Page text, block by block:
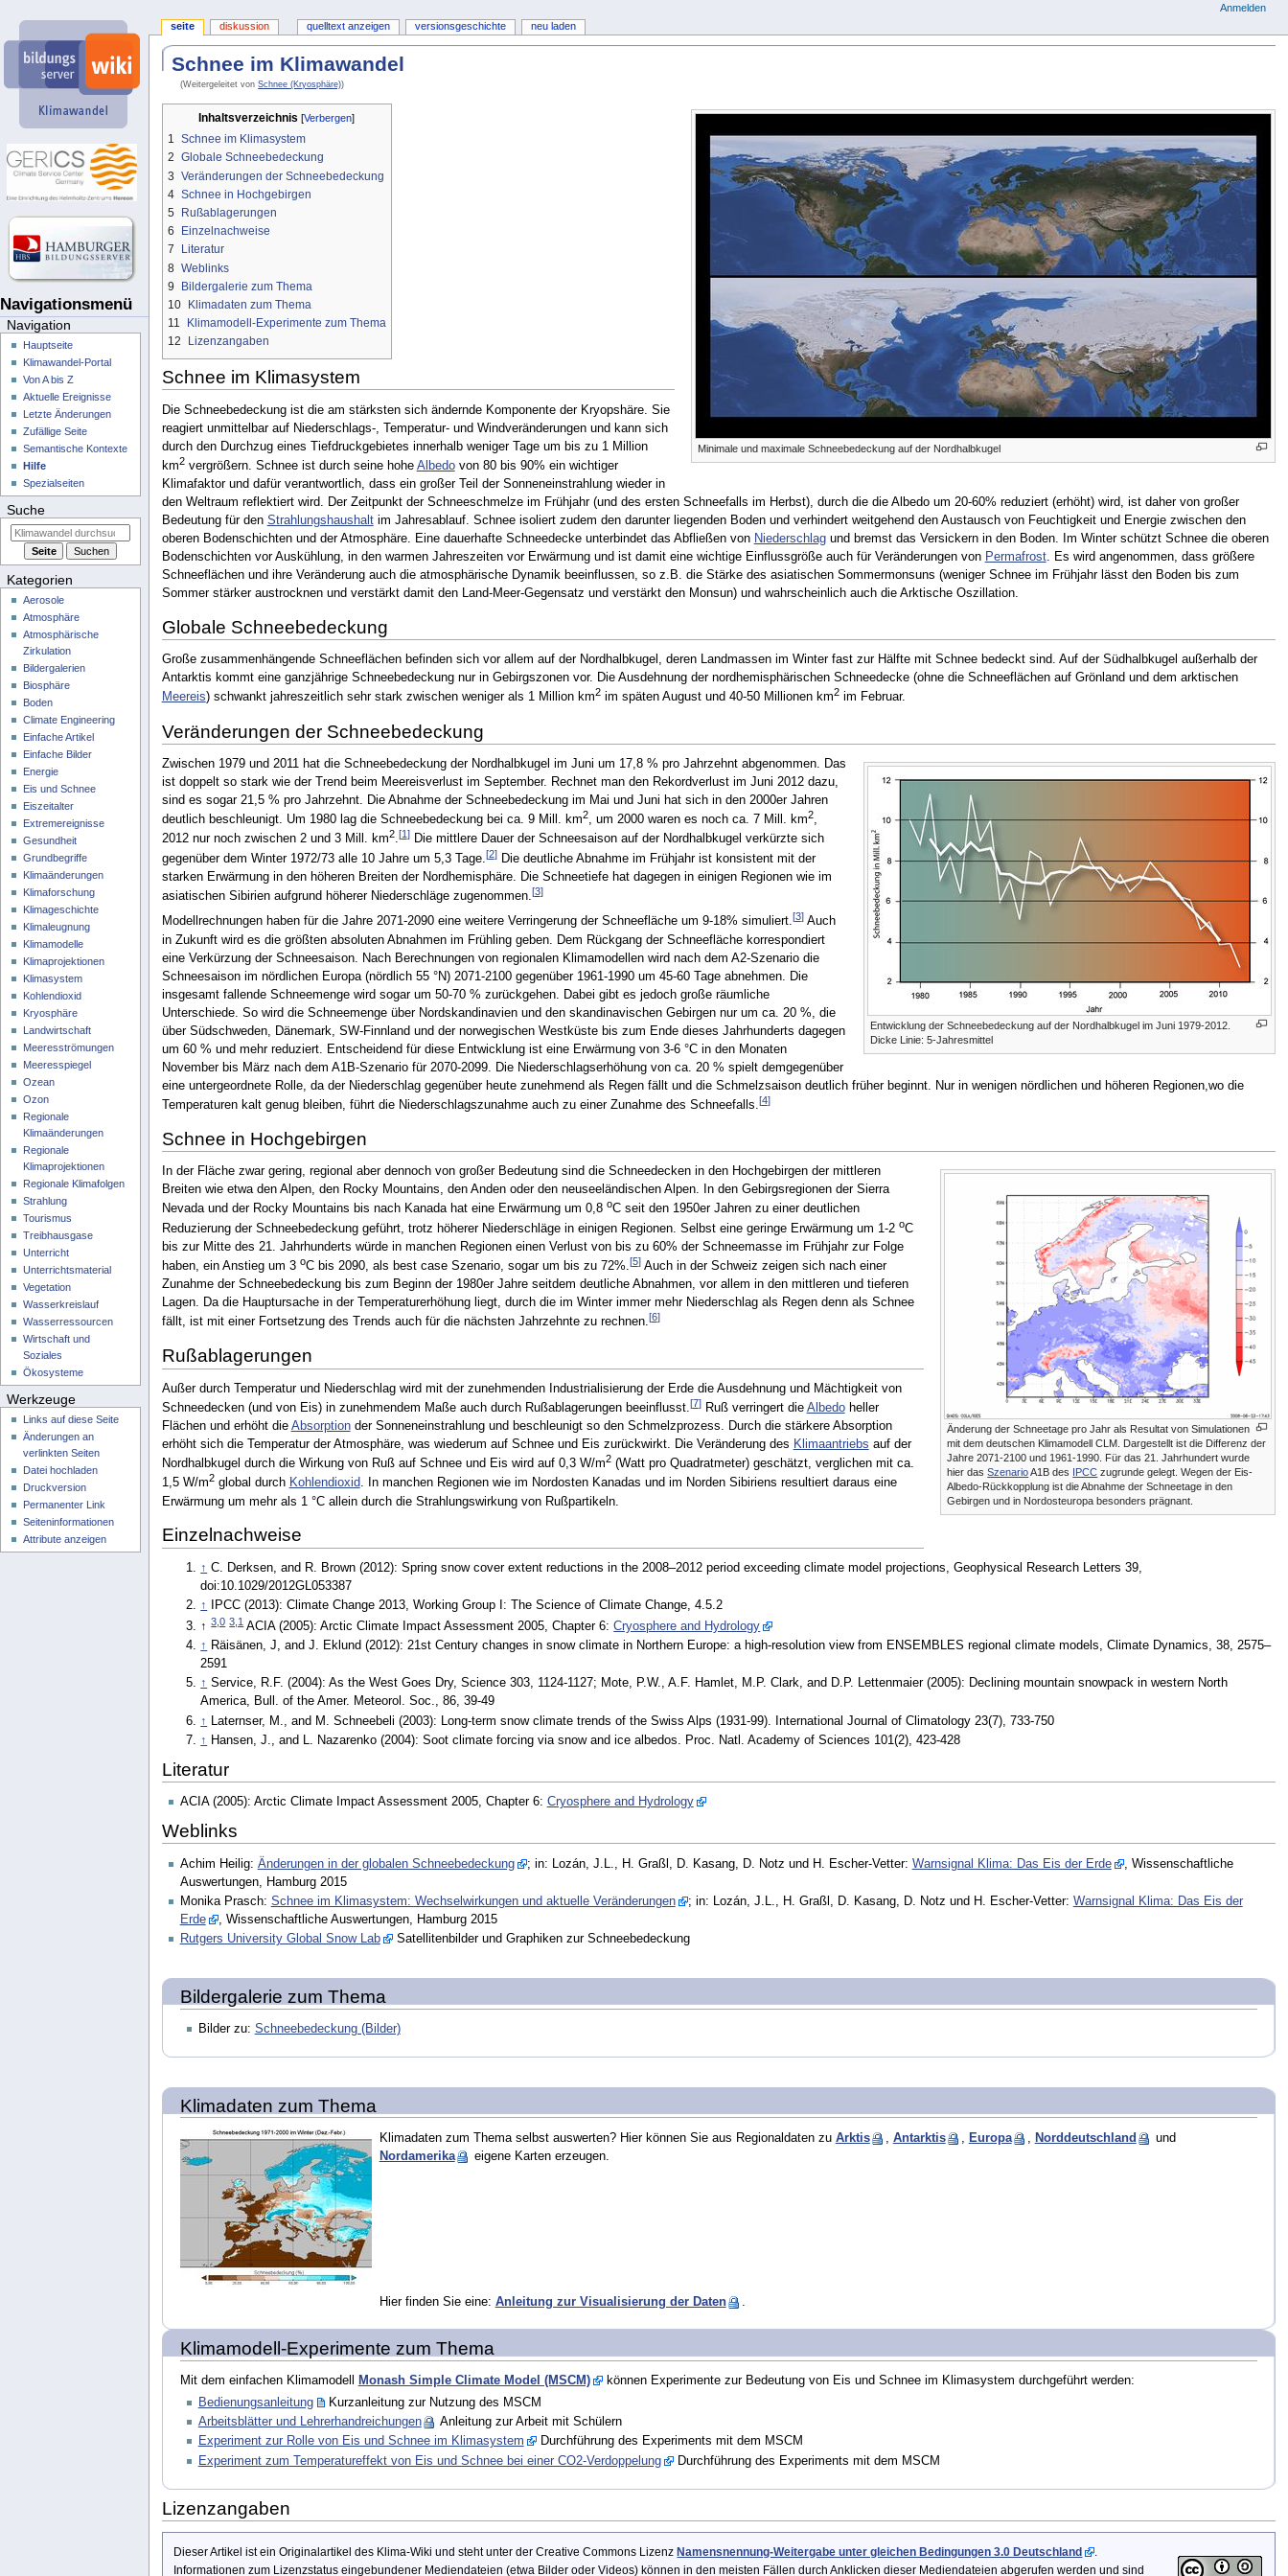
Schnee im Klimawandel
(Weitergeleitet vonSchnee (Kryosphäre))
Minimale und maximale Schneebedeckung auf der Nordhalbkugel
Inhaltsverzeichnis
1 Schnee im Klimasystem
2 Globale Schneebedeckung
3 Veränderungen der Schneebedeckung
4 Schnee in Hochgebirgen
5
Rußablagerungen
6
Einzelnachweise
7
Literatur
8 Weblinks
9
Bildergalerie zum Thema
10
Klimadaten zum Thema
11
Klimamodell-Experimente zum Thema
12
Lizenzangaben
Schnee im Klimasystem
Die Schneebedeckung ist die am stärksten sich ändernde Komponente der Kryopshäre. Sie
reagiert unmittelbar auf Niederschlags-, Temperatur- und Windveränderungen und kann sich
durch den Durchzug eines Tiefdruckgebietes innerhalb weniger Tage um bis zu 1 Million
km2vergrößern. Schnee ist durch seine hohe Albedovon 80 bis 90% ein wichtiger
Klimafaktor und dafür verantwortlich, dass ein großer Teil der Sonneneinstrahlung wieder in
den Weltraum reflektiert wird. Der Zeitpunkt der Schneeschmelze im Frühjahr (und des ersten Schneefalls im Herbst), durch die die Albedo um 20-60% reduziert (erhöht) wird, ist daher von großer
Bedeutung für den Strahlungshaushaltim Jahresablauf. Schnee isoliert zudem den darunter liegenden Boden und verhindert weitgehend den Austausch von Feuchtigkeit und Energie zwischen den
oberen Bodenschichten und der Atmosphäre. Eine dauerhafte Schneedecke unterbindet das Abfließen von Niederschlagund bremst das Versickern in den Boden. Im Winter schützt Schnee die oberen
Bodenschichten vor Auskühlung, in den warmen Jahreszeiten vor Erwärmung und ist damit eine wichtige Einflussgröße auch für Veränderungen von Permafrost. Es wird angenommen, dass größere
Schneeflächen und ihre Veränderung auch die atmosphärische Dynamik beeinflussen, so z.B. die Stärke des asiatischen Sommermonsuns (weniger Schnee im Frühjahr lässt den Boden bis zum
Sommer stärker austrocknen und verstärkt damit den Land-Meer-Gegensatz und verstärkt den Monsun) und wahrscheinlich auch die Arktische Oszillation.
Globale Schneebedeckung
Große zusammenhängende Schneeflächen befinden sich vor allem auf der Nordhalbkugel, deren Landmassen im Winter fast zur Hälfte mit Schnee bedeckt sind. Auf der Südhalbkugel außerhalb der
Antarktis kommt eine ganzjährige Schneebedeckung nur in Gebirgszonen vor. Die Ausdehnung der nordhemisphärischen Schneedecke (ohne die Schneeflächen auf Grönland und dem arktischen
Meereis) schwankt jahreszeitlich sehr stark zwischen weniger als 1 Million km2im späten August und 40-50 Millionen km2im Februar.
Veränderungen der Schneebedeckung
Entwicklung der Schneebedeckung auf der Nordhalbkugel im Juni 1979-2012.
Dicke Linie: 5-Jahresmittel
Zwischen 1979 und 2011 hat die Schneebedeckung der Nordhalbkugel im Juni um 17,8 % pro Jahrzehnt abgenommen. Das
ist doppelt so stark wie der Trend beim Meereisverlust im September. Rechnet man den Rekordverlust im Juni 2012 dazu,
sind es sogar 21,5 % pro Jahrzehnt. Die Abnahme der Schneebedeckung im Mai und Juni hat sich in den 2000er Jahren
deutlich beschleunigt. Um 1980 lag die Schneebedeckung bei ca. 9 Mill. km2, um 2000 waren es noch ca. 7 Mill. km2,
2012 nur noch zwischen 2 und 3 Mill. km2.[1]Die mittlere Dauer der Schneesaison auf der Nordhalbkugel verkürzte sich
gegenüber dem Winter 1972/73 alle 10 Jahre um 5,3 Tage.[2]Die deutliche Abnahme im Frühjahr ist konsistent mit der
starken Erwärmung in den höheren Breiten der Nordhemisphäre. Die Schneetiefe hat dagegen in einigen Regionen wie im
asiatischen Sibirien aufgrund höherer Niederschläge zugenommen.[3]
Modellrechnungen haben für die Jahre 2071-2090 eine weitere Verringerung der Schneefläche um 9-18% simuliert.[3]Auch
in Zukunft wird es die größten absoluten Abnahmen im Frühling geben. Dem Rückgang der Schneefläche korrespondiert
eine Verkürzung der Schneesaison. Nach Berechnungen von regionalen Klimamodellen wird nach dem A2-Szenario die
Schneesaison im nördlichen Europa (nördlich 55 °N) 2071-2100 gegenüber 1961-1990 um 45-60 Tage abnehmen. Die
insgesamt fallende Schneemenge wird sogar um 50-70 % zurückgehen. Dabei gibt es jedoch große räumliche
Unterschiede. So wird die Schneemenge über Nordskandinavien und den skandinavischen Gebirgen nur um ca. 20 %, die
über Südschweden, Dänemark, SW-Finnland und der norwegischen Westküste bis zum Ende dieses Jahrhunderts dagegen
um 60 % und mehr reduziert. Entscheidend für diese Entwicklung ist eine Erwärmung von 3-6 °C in den Monaten
November bis März nach dem A1B-Szenario für 2070-2099. Die Niederschlagserhöhung von ca. 20 % spielt demgegenüber
eine untergeordnete Rolle, da der Niederschlag gegenüber heute zunehmend als Regen fällt und die Schmelzsaison deutlich früher beginnt. Nur in wenigen nördlichen und höheren Regionen,wo die
Temperaturen kalt genug bleiben, führt die Niederschlagszunahme auch zu einer Zunahme des Schneefalls.[4]
Schnee in Hochgebirgen
Änderung der Schneetage pro Jahr als Resultat von Simulationen
mit dem deutschen Klimamodell CLM. Dargestellt ist die Differenz der
Jahre 2071-2100 und 1961-1990. Für das 21. Jahrhundert wurde
hier dasSzenarioA1B des IPCC zugrunde gelegt. Wegen der Eis-
Albedo-Rückkopplung ist die Abnahme der Schneetage in den
Gebirgen und in Nordosteuropa besonders prägnant.
In der Fläche zwar gering, regional aber dennoch von großer Bedeutung sind die Schneedecken in den Hochgebirgen der mittleren
Breiten wie etwa den Alpen, den Rocky Mountains, den Anden oder den neuseeländischen Alpen. In den Gebirgsregionen der Sierra
Nevada und der Rocky Mountains bis nach Kanada hat eine Erwärmung um 0,8 oC seit den 1950er Jahren zu einer deutlichen
Reduzierung der Schneebedeckung geführt, trotz höherer Niederschläge in einigen Regionen. Selbst eine geringe Erwärmung um 1-2 oC
bis zur Mitte des 21. Jahrhunderts würde in manchen Regionen einen Verlust von bis zu 60% der Schneemasse im Frühjahr zur Folge
haben, ein Anstieg um 3 oC bis 2090, als best case Szenario, sogar um bis zu 72%.[5]Auch in der Schweiz zeigen sich nach einer
Zunahme der Schneebedeckung bis zum Beginn der 1980er Jahre seitdem deutliche Abnahmen, vor allem in den mittleren und tieferen
Lagen. Da die Hauptursache in der Temperaturerhöhung liegt, durch die im Winter immer mehr Niederschlag als Regen denn als Schnee
fällt, ist mit einer Fortsetzung des Trends auch für die nächsten Jahrzehnte zu rechnen.[6]
Rußablagerungen
Außer durch Temperatur und Niederschlag wird mit der zunehmenden Industrialisierung der Erde die Ausdehnung und Mächtigkeit von
Schneedecken (und von Eis) in zunehmendem Maße auch durch Rußablagerungen beeinflusst.[7]Ruß verringert die Albedoheller
Flächen und erhöht die Absorptionder Sonneneinstrahlung und beschleunigt so den Schmelzprozess. Durch die stärkere Absorption
erhöht sich die Temperatur der Atmosphäre, was wiederum auf Schnee und Eis zurückwirkt. Die Veränderung des Klimaantriebs auf der
Nordhalbkugel durch die Wirkung von Ruß auf Schnee und Eis wird auf 0,3 W/m2(Watt pro Quadratmeter) geschätzt, verglichen mit ca.
1,5 W/m2global durch Kohlendioxid. In manchen Regionen wie im Nordosten Kanadas und im Norden Sibiriens resultiert daraus eine
Erwärmung um mehr als 1 °C allein durch die Strahlungswirkung von Rußpartikeln.
Einzelnachweise
↑ C. Derksen, and R. Brown (2012): Spring snow cover extent reductions in the 2008–2012 period exceeding climate model projections, Geophysical Research Letters 39,
doi:10.1029/2012GL053387
↑
IPCC (2013): Climate Change 2013, Working Group I: The Science of Climate Change, 4.5.2
↑3,0 3,1 ACIA (2005): Arctic Climate Impact Assessment 2005, Chapter 6:Cryosphere and Hydrology
↑ Räisänen, J, and J. Eklund (2012): 21st Century changes in snow climate in Northern Europe: a high-resolution view from ENSEMBLES regional climate models, Climate Dynamics, 38, 2575–
2591
↑ Service, R.F. (2004): As the West Goes Dry, Science 303, 1124-1127; Mote, P.W., A.F. Hamlet, M.P. Clark, and D.P. Lettenmaier (2005): Declining mountain snowpack in western North
America, Bull. of the Amer. Meteorol. Soc., 86, 39-49
↑
Laternser, M., and M. Schneebeli (2003): Long-term snow climate trends of the Swiss Alps (1931-99). International Journal of Climatology 23(7), 733-750
↑ Hansen, J., and L. Nazarenko (2004): Soot climate forcing via snow and ice albedos. Proc. Natl. Academy of Sciences 101(2), 423-428
Literatur
ACIA (2005): Arctic Climate Impact Assessment 2005, Chapter 6: Cryosphere and Hydrology
Weblinks
Achim Heilig: Änderungen in der globalen Schneebedeckung ; in: Lozán, J.L., H. Graßl, D. Kasang, D. Notz und H. Escher-Vetter: Warnsignal Klima: Das Eis der Erde
, Wissenschaftliche
Auswertungen, Hamburg 2015
Monika Prasch: Schnee im Klimasystem: Wechselwirkungen und aktuelle Veränderungen ; in: Lozán, J.L., H. Graßl, D. Kasang, D. Notz und H. Escher-Vetter: Warnsignal Klima: Das Eis der
Erde
, Wissenschaftliche Auswertungen, Hamburg 2015
Rutgers University Global Snow Lab
Satellitenbilder und Graphiken zur Schneebedeckung
Bildergalerie zum Thema
Bilder zu: Schneebedeckung (Bilder)
Klimadaten zum Thema
Klimadaten zum Thema selbst auswerten? Hier können Sie aus Regionaldaten zu Arktis , Antarktis , Europa , Norddeutschland
und
Nordamerika
eigene Karten erzeugen.
Hier finden Sie eine: Anleitung zur Visualisierung der Daten .
Klimamodell-Experimente zum Thema
Mit dem einfachen Klimamodell Monash Simple Climate Model (MSCM)
können Experimente zur Bedeutung von Eis und Schnee im Klimasystem durchgeführt werden:
Bedienungsanleitung
Kurzanleitung zur Nutzung des MSCM
Arbeitsblätter und Lehrerhandreichungen
Anleitung zur Arbeit mit Schülern
Experiment zur Rolle von Eis und Schnee im Klimasystem
Durchführung des Experiments mit dem MSCM
Experiment zum Temperatureffekt von Eis und Schnee bei einer CO2-Verdoppelung
Durchführung des Experiments mit dem MSCM
Lizenzangaben
Dieser Artikel ist ein Originalartikel des Klima-Wiki und steht unter der Creative Commons Lizenz Namensnennung-Weitergabe unter gleichen Bedingungen 3.0 Deutschland
.
Informationen zum Lizenzstatus eingebundener Mediendateien (etwa Bilder oder Videos) können in den meisten Fällen durch Anklicken dieser Mediendateien abgerufen werden und sind
Navigationsmenü
seite diskussion quelltext anzeigen versionsgeschichte neu laden
Anmelden
Navigation
Hauptseite
Klimawandel-Portal
Von A bis Z
Aktuelle Ereignisse
Letzte Änderungen
Zufällige Seite
Semantische Kontexte
Hilfe
Spezialseiten
Suche
Kategorien
Aerosole
Atmosphäre
Atmosphärische
Zirkulation
Bildergalerien
Biosphäre
Boden
Climate Engineering
Einfache Artikel
Einfache Bilder
Energie
Eis und Schnee
Eiszeitalter
Extremereignisse
Gesundheit
Grundbegriffe
Klimaänderungen
Klimaforschung
Klimageschichte
Klimaleugnung
Klimamodelle
Klimaprojektionen
Klimasystem
Kohlendioxid
Kryosphäre
Landwirtschaft
Meeresströmungen
Meeresspiegel
Ozean
Ozon
Regionale
Klimaänderungen
Regionale
Klimaprojektionen
Regionale Klimafolgen
Strahlung
Tourismus
Treibhausgase
Unterricht
Unterrichtsmaterial
Vegetation
Wasserkreislauf
Wasserressourcen
Wirtschaft und
Soziales
Ökosysteme
Werkzeuge
Links auf diese Seite
Änderungen an
verlinkten Seiten
Datei hochladen
Druckversion
Permanenter Link
Seiten­­informationen
Attribute anzeigen